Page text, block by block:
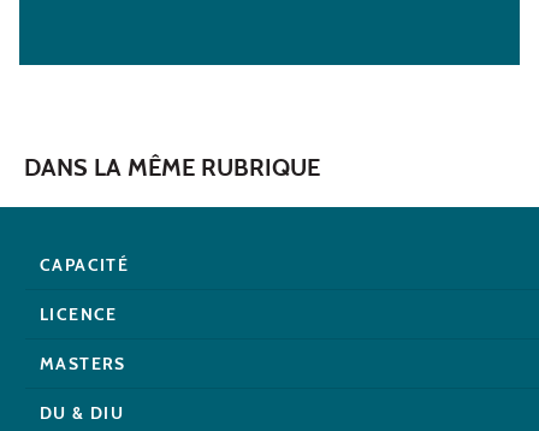
DANS LA MÊME RUBRIQUE
CAPACITÉ
LICENCE
MASTERS
DU & DIU